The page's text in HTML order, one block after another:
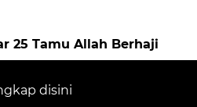
disini
25 Tamu Allah Berhaji